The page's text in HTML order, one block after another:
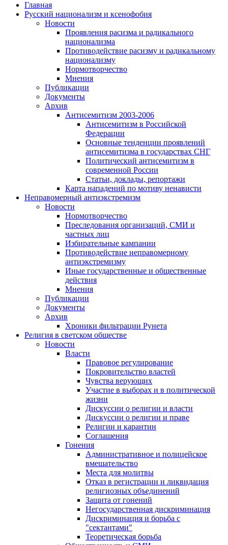
Главная
Русский национализм и ксенофобия
Новости
Проявления расизма и радикального
национализма
Противодействие расизму и радикальному
национализму
Нормотворчество
Мнения
Публикации
Документы
Архив
Антисемитизм 2003-2006
Антисемитизм в Российской
Федерации
Основные тенденции проявлений
антисемитизма в государствах СНГ
Политический антисемитизм в
современной России
Статьи, доклады, репортажи
Карта нападений по мотиву ненависти
Неправомерный антиэкстремизм
Новости
Нормотворчество
Преследования организаций, СМИ и
частных лиц
Избирательные кампании
Противодействие неправомерному
антиэкстремизму
Иные государственные и общественные
действия
Мнения
Публикации
Документы
Архив
Хроники фильтрации Рунета
Религия в светском обществе
Новости
Власти
Правовое регулирование
Покровительство властей
Чувства верующих
Участие в выборах и в политической
жизни
Дискуссии о религии и власти
Дискуссии о религии и праве
Религии и карантин
Соглашения
Гонения
Административное и полицейское
вмешательство
Места для молитвы
Отказ в регистрации и ликвидация
религиозных объединений
Защита от гонений
Негосударственная дискриминация
Дискриминация и борьба с
"сектантами"
Теоретическая борьба